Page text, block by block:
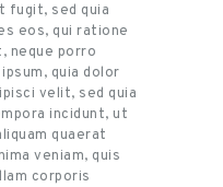
fugit, sed quia
eos, qui ratione
neque porro
quia dolor
velit, sed quia
incidunt, ut
quaerat
veniam, quis
corporis